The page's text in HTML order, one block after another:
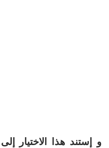
و إستند هذا الاختيار